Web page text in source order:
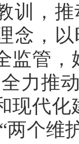
训，
念，
监管
力推
现代
两个维